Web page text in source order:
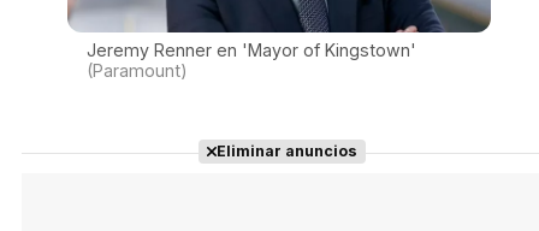
Jeremy Renner en 'Mayor of Kingstown'
(Paramount)
Eliminar anuncios